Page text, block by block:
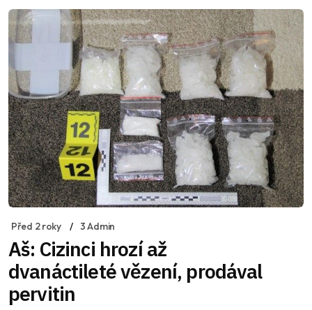
Před 2 roky 3 Admin
Aš: Cizinci hrozí až
dvanáctileté vězení, prodával
pervitin